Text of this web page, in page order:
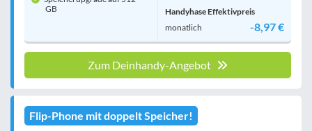
GB
Handyhase Effektivpreis
monatlich
-8,97 €
Zum Deinhandy-Angebot
Flip-Phone mit doppelt Speicher!